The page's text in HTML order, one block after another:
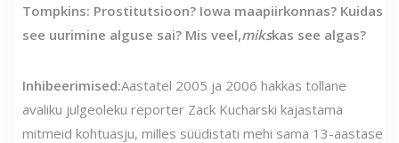
Tompkins: Prostitutsioon? Iowa maapiirkonnas? Kuidas
see uurimine alguse sai? Mis veel,mikskas see algas?
Inhibeerimised:Aastatel 2005 ja 2006 hakkas tollane
avaliku julgeoleku reporter Zack Kucharski kajastama
mitmeid kohtuasju, milles süüdistati mehi sama 13-aastase